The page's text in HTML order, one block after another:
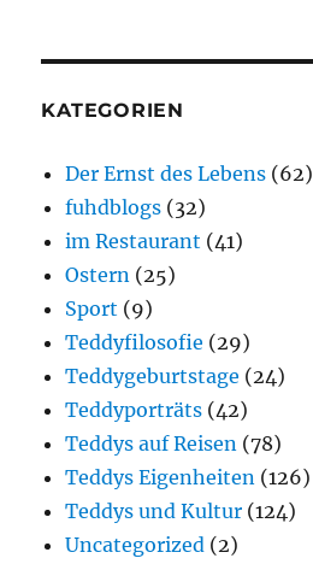
KATEGORIEN
Der Ernst des Lebens (62)
fuhdblogs (32)
im Restaurant (41)
Ostern (25)
Sport (9)
Teddyfilosofie (29)
Teddygeburtstage (24)
Teddyporträts (42)
Teddys auf Reisen (78)
Teddys Eigenheiten (126)
Teddys und Kultur (124)
Uncategorized (2)